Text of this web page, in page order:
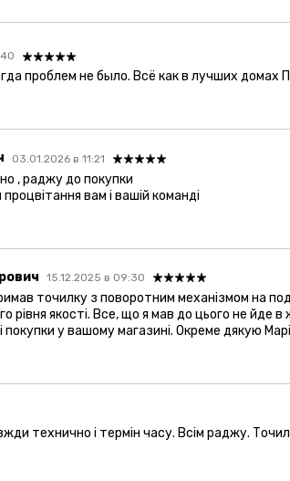
проблем не было. Всё как в лучших домах
03.01.2026 в 11:21
, раджу до покупки
вам і вашій команді
15.12.2025 в 09:30
точилку з поворотним механізмом на
рівня якості. Все, що я мав до цього не йде
у вашому магазині. Окреме дякую
технично і термін часу. Всім раджу.